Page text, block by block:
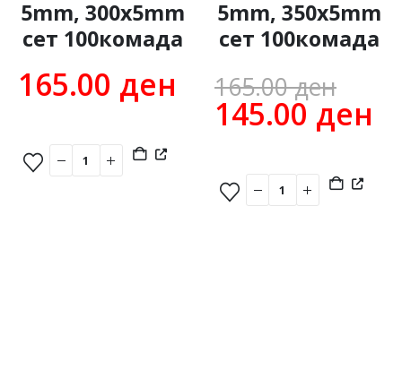
5mm, 300x5mm
сет 100комада
165.00 ден
5mm, 350x5mm
сет 100комада
165.00ден
145.00 ден